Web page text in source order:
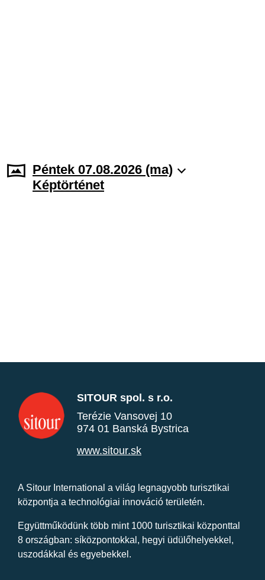
Péntek 07.08.2026 (ma)
Képtörténet
SITOUR spol. s r.o.
Terézie Vansovej 10
974 01 Banská Bystrica
www.sitour.sk
A Sitour International a világ legnagyobb turisztikai
központja a technológiai innováció területén.
Együttműködünk több mint 1000 turisztikai központtal
8 országban: síközpontokkal, hegyi üdülőhelyekkel,
uszodákkal és egyebekkel.